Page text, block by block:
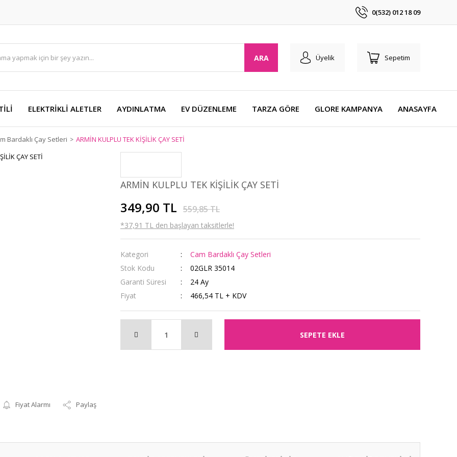
0(532) 012 18 09
ARA Üyelik Sepetim
ELEKTRİKLİ ALETLER AYDINLATMA EV DÜZENLEME TARZA GÖRE GLORE KAMPANYA ANASAYFA
Bardaklı Çay Setleri ARMİN KULPLU TEK KİŞİLİK ÇAY SETİ
Fiyat Alarmı Paylaş
ARMİN KULPLU TEK KİŞİLİK ÇAY SETİ
349,90 TL 559,85 TL
*37,91 TL den başlayan taksitlerle!
Kategori
Cam Bardaklı Çay Setleri
Stok Kodu
02GLR 35014
Garanti Süresi
24 Ay
Fiyat
466,54 TL + KDV
SEPETE EKLE